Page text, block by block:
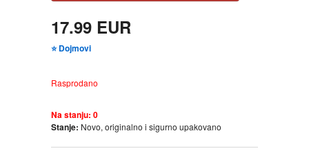
HOROR
INTERNET I RAČUNARI
ISTORIJSKI
17.99 EUR
⭐ Dojmovi
Rasprodano
Na stanju: 0
Stanje: Novo, originalno i sigurno upakovano